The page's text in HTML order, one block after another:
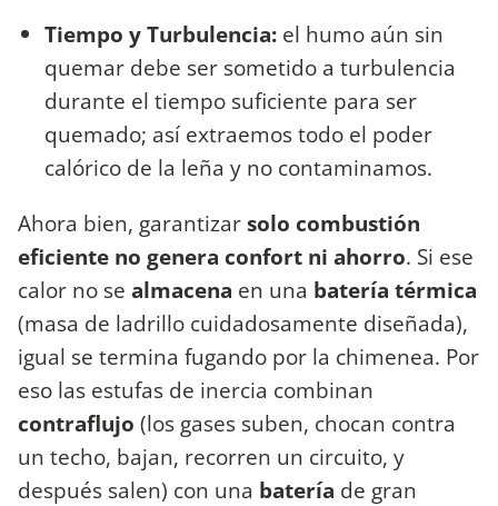
Tiempo y Turbulencia: el humo aún sin
quemar debe ser sometido a turbulencia
durante el tiempo suficiente para ser
quemado; así extraemos todo el poder
calórico de la leña y no contaminamos.
Ahora bien, garantizarsolo combustión
eficiente no genera confort ni ahorro. Si ese
calor no se almacena en una batería térmica
(masa de ladrillo cuidadosamente diseñada),
igual se termina fugando por la chimenea. Por
eso las estufas de inercia combinan
contraflujo (los gases suben, chocan contra
un techo, bajan, recorren un circuito, y
después salen) con una batería de gran